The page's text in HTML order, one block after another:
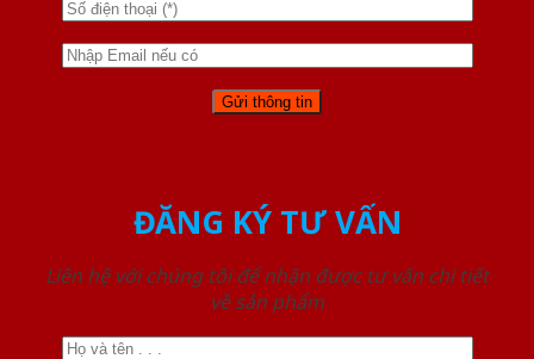
ĐĂNG KÝ TƯ VẤN
Liên hệ với chúng tôi để nhận được tư vấn chi tiết
về sản phẩm